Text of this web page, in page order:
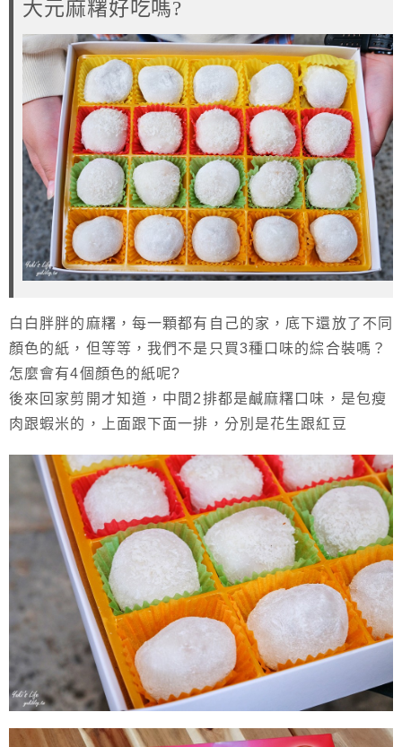
大元麻糬好吃嗎?
白白胖胖的麻糬，每一顆都有自己的家，底下還放了不同
顏色的紙，但等等，我們不是只買3種口味的綜合裝嗎？
怎麼會有4個顏色的紙呢?
後來回家剪開才知道，中間2排都是鹹麻糬口味，是包瘦
肉跟蝦米的，上面跟下面一排，分別是花生跟紅豆